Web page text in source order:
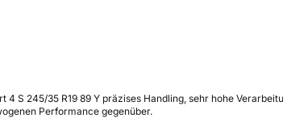
S 245/35 R19 89 Y präzises Handling, sehr hohe
Performance gegenüber.